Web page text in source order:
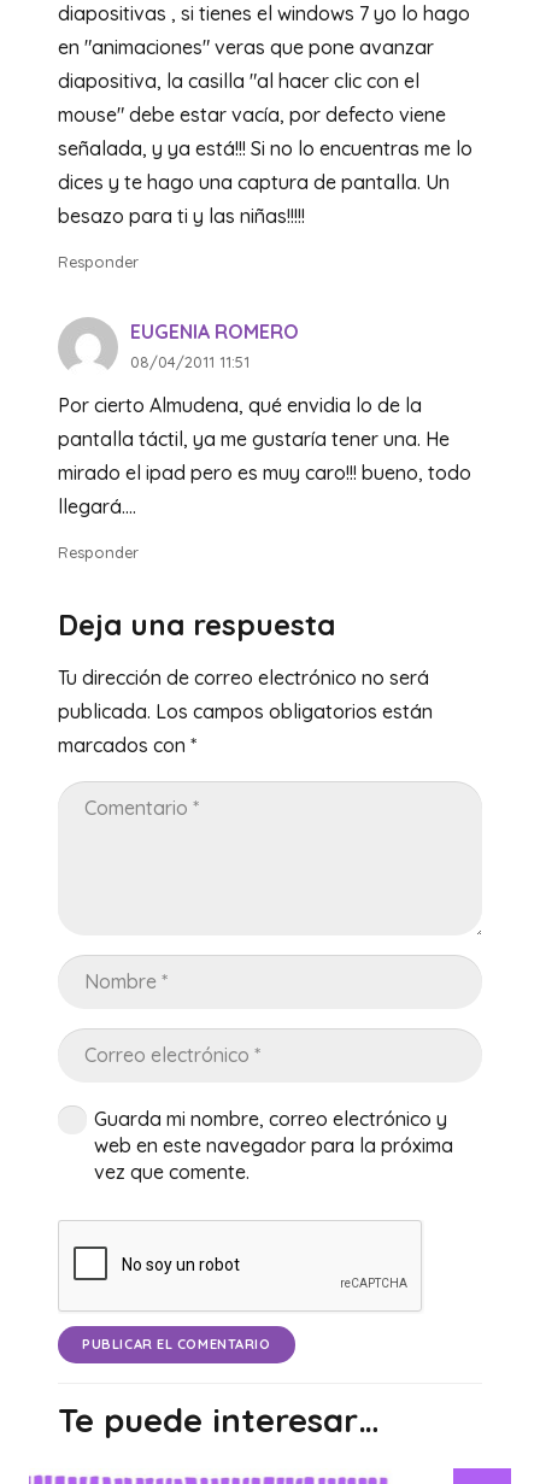
diapositivas , si tienes el windows 7 yo lo hago
en "animaciones" veras que pone avanzar
diapositiva, la casilla "al hacer clic con el
mouse" debe estar vacía, por defecto viene
señalada, y ya está!!! Si no lo encuentras me lo
dices y te hago una captura de pantalla. Un
besazo para ti y las niñas!!!!!
Responder
EUGENIA ROMERO
08/04/2011 11:51
Por cierto Almudena, qué envidia lo de la
pantalla táctil, ya me gustaría tener una. He
mirado el ipad pero es muy caro!!! bueno, todo
llegará….
Responder
Deja una respuesta
Tu dirección de correo electrónico no será
publicada. Los campos obligatorios están
marcados con *
Guarda mi nombre, correo electrónico y
web en este navegador para la próxima
vez que comente.
PUBLICAR EL COMENTARIO
Te puede interesar…